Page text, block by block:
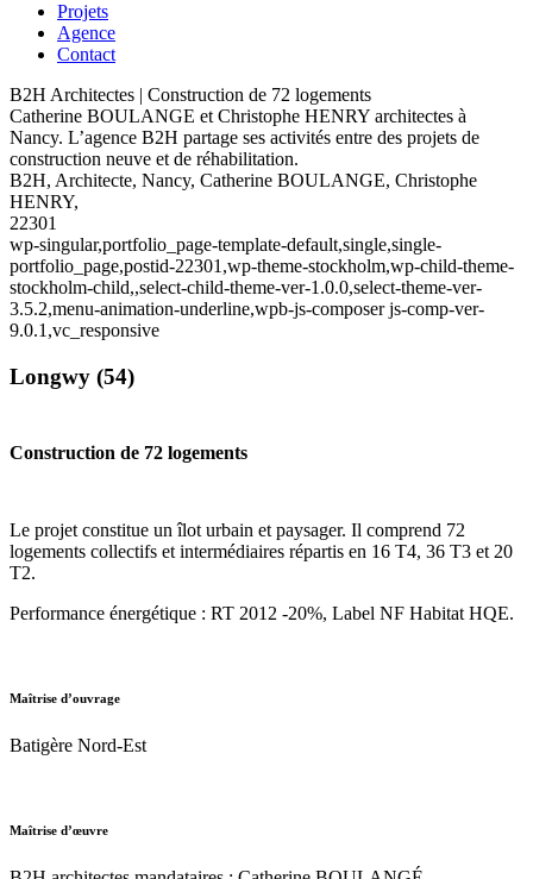
Projets
Agence
Contact
B2H Architectes | Construction de 72 logements
Catherine BOULANGE et Christophe HENRY architectes à
Nancy. L’agence B2H partage ses activités entre des projets de
construction neuve et de réhabilitation.
B2H, Architecte, Nancy, Catherine BOULANGE, Christophe
HENRY,
22301
wp-singular,portfolio_page-template-default,single,single-
portfolio_page,postid-22301,wp-theme-stockholm,wp-child-theme-
stockholm-child,,select-child-theme-ver-1.0.0,select-theme-ver-
3.5.2,menu-animation-underline,wpb-js-composer js-comp-ver-
9.0.1,vc_responsive
Longwy (54)
Construction de 72 logements
Le projet constitue un îlot urbain et paysager. Il comprend 72
logements collectifs et intermédiaires répartis en 16 T4, 36 T3 et 20
T2.
Performance énergétique : RT 2012 -20%, Label NF Habitat HQE.
Maîtrise d’ouvrage
Batigère Nord-Est
Maîtrise d’œuvre